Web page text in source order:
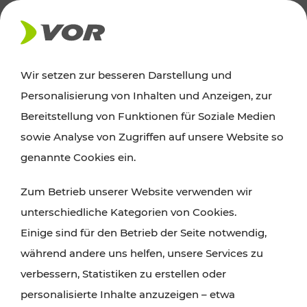
AKTUELLES
Ausflugstipps
Wien, Niederösterreich und das Burgenland
Wanderungen, Kultur und Gastronomie,
Radtouren oder purer Naturgenuss – viele
Attraktionen sind mit den Ticket- und Fahrplan-
Angeboten des VOR gut und schnell erreichbar.
Wir setzen zur besseren Darstellung und
Personalisierung von Inhalten und Anzeigen, zur
Bereitstellung von Funktionen für Soziale Medien
sowie Analyse von Zugriffen auf unsere Website so
genannte Cookies ein.
Zum Betrieb unserer Website verwenden wir
unterschiedliche Kategorien von Cookies.
Einige sind für den Betrieb der Seite notwendig,
während andere uns helfen, unsere Services zu
verbessern, Statistiken zu erstellen oder
personalisierte Inhalte anzuzeigen – etwa